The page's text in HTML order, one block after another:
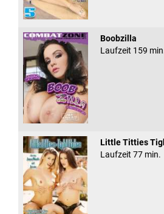
Boobzilla
Laufzeit 159
Little Titties
Laufzeit 77 min.